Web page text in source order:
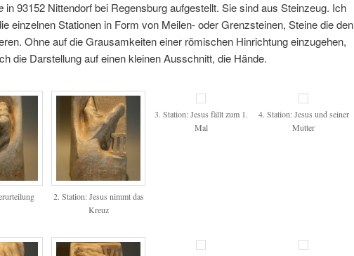
in 93152 Nittendorf bei Regensburg aufgestellt. Sie sind aus Steinzeug. Ich
einzelnen Stationen in Form von Meilen- oder Grenzsteinen, Steine die den
Ohne auf die Grausamkeiten einer römischen Hinrichtung einzugehen,
die Darstellung auf einen kleinen Ausschnitt, die Hände.
2. Station: Jesus nimmt das
Kreuz
3. Station: Jesus fällt zum 1.
Mal
4. Station: Jesus und seiner
Mutter